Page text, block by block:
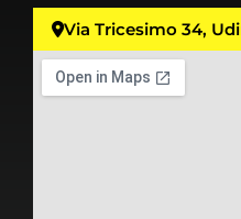
Via Tricesimo 34,